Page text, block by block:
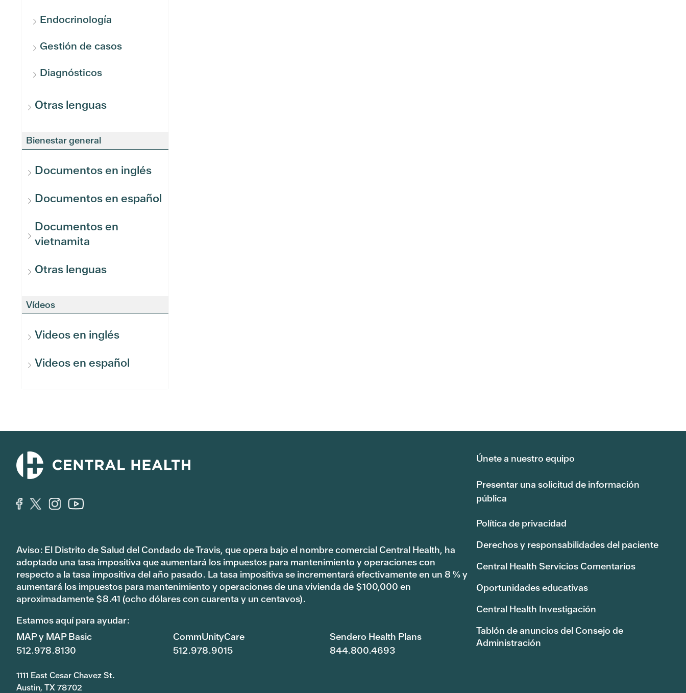
Endocrinología
Gestión de casos
Diagnósticos
Otras lenguas
Bienestar general
Documentos en inglés
Documentos en español
Documentos en
vietnamita
Otras lenguas
Vídeos
Videos en inglés
Videos en español
Aviso: El Distrito de Salud del Condado de Travis, que opera bajo el nombre comercial Central Health, ha
adoptado una tasa impositiva que aumentará los impuestos para mantenimiento y operaciones con
respecto a la tasa impositiva del año pasado. La tasa impositiva se incrementará efectivamente en un 8 % y
aumentará los impuestos para mantenimiento y operaciones de una vivienda de $100,000 en
aproximadamente $8.41 (ocho dólares con cuarenta y un centavos).
Estamos aquí para ayudar:
MAP y MAP Basic
512.978.8130
CommUnityCare
512.978.9015
Sendero Health Plans
844.800.4693
1111 East Cesar Chavez St.
Austin, TX 78702
Únete a nuestro equipo
Presentar una solicitud de información
pública
Política de privacidad
Derechos y responsabilidades del paciente
Central Health Servicios Comentarios
Oportunidades educativas
Central Health Investigación
Tablón de anuncios del Consejo de
Administración